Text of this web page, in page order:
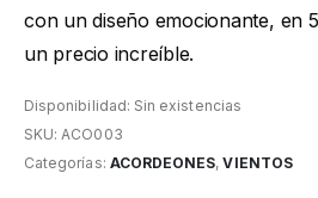
con un diseño emocionante, en
un precio increíble.
Disponibilidad: Sin existencias
SKU:ACO003
Categorías: ACORDEONES,VIENTOS